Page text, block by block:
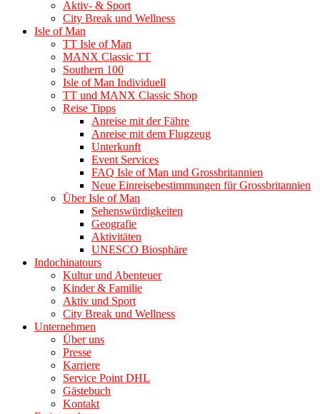
Aktiv- & Sport
City Break und Wellness
Isle of Man
TT Isle of Man
MANX Classic TT
Southern 100
Isle of Man Individuell
TT und MANX Classic Shop
Reise Tipps
Anreise mit der Fähre
Anreise mit dem Flugzeug
Unterkunft
Event Services
FAQ Isle of Man und Grossbritannien
Neue Einreisebestimmungen für Grossbritannien
Über Isle of Man
Sehenswürdigkeiten
Geografie
Aktivitäten
UNESCO Biosphäre
Indochinatours
Kultur und Abenteuer
Kinder & Familie
Aktiv und Sport
City Break und Wellness
Unternehmen
Über uns
Presse
Karriere
Service Point DHL
Gästebuch
Kontakt